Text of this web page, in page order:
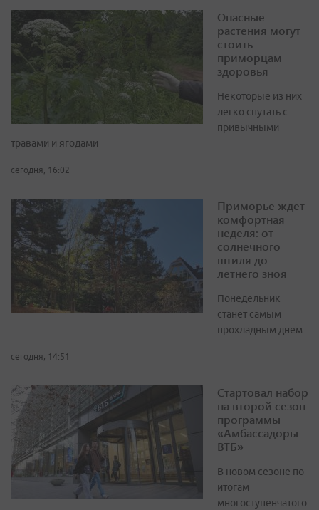
Опасные
растения могут
стоить
приморцам
здоровья
Некоторые из них
легко спутать с
привычными
травами и ягодами
сегодня, 16:02
Приморье ждет
комфортная
неделя: от
солнечного
штиля до
летнего зноя
Понедельник
станет самым
прохладным днем
сегодня, 14:51
Стартовал набор
на второй сезон
программы
«Амбассадоры
ВТБ»
В новом сезоне по
итогам
многоступенчатого